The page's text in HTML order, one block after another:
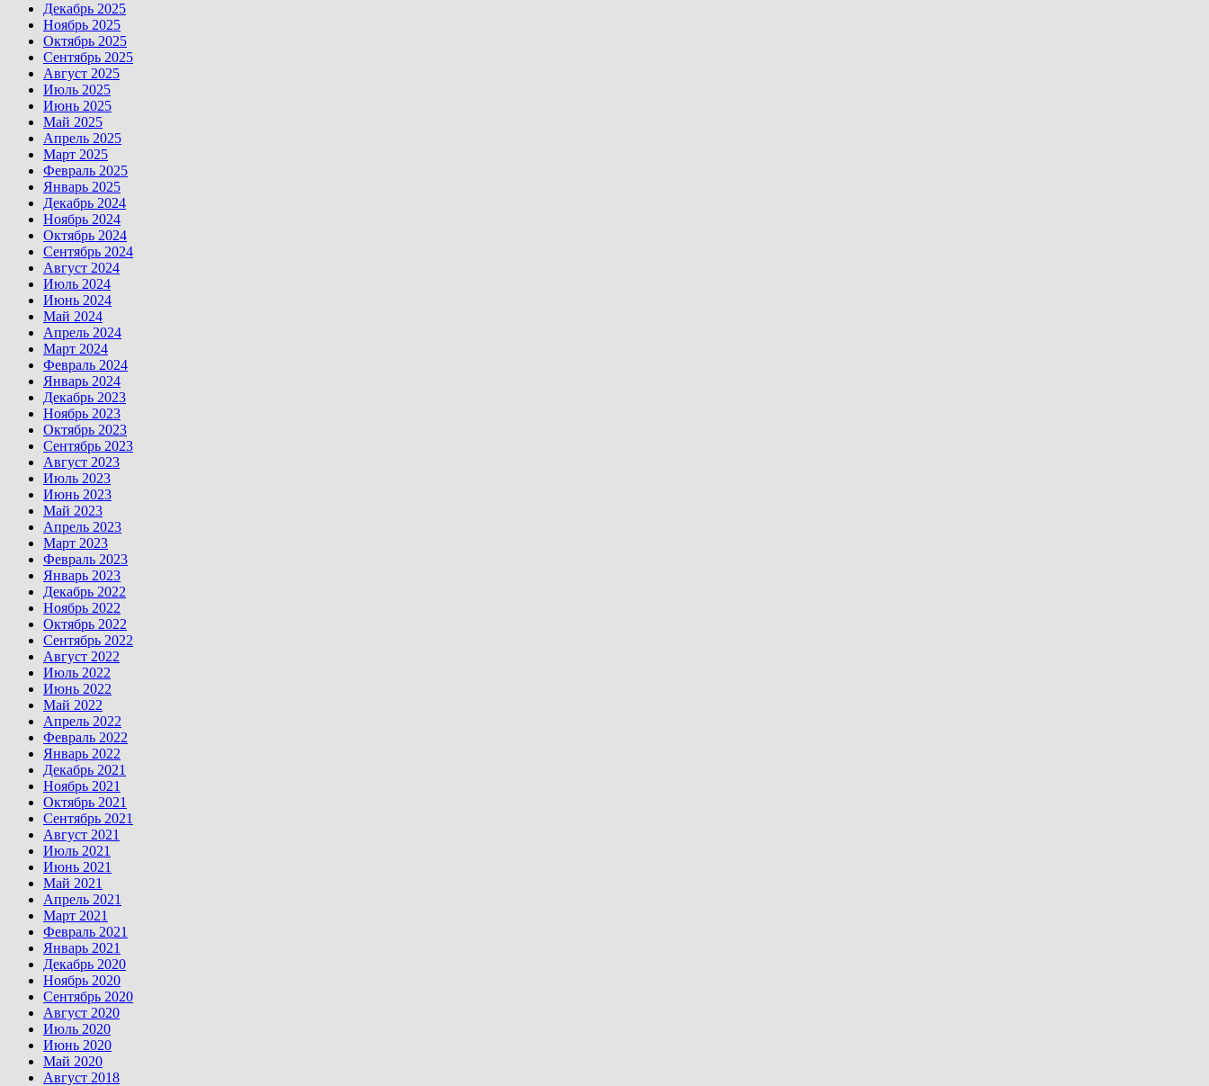
Декабрь 2025
Ноябрь 2025
Октябрь 2025
Сентябрь 2025
Август 2025
Июль 2025
Июнь 2025
Май 2025
Апрель 2025
Март 2025
Февраль 2025
Январь 2025
Декабрь 2024
Ноябрь 2024
Октябрь 2024
Сентябрь 2024
Август 2024
Июль 2024
Июнь 2024
Май 2024
Апрель 2024
Март 2024
Февраль 2024
Январь 2024
Декабрь 2023
Ноябрь 2023
Октябрь 2023
Сентябрь 2023
Август 2023
Июль 2023
Июнь 2023
Май 2023
Апрель 2023
Март 2023
Февраль 2023
Январь 2023
Декабрь 2022
Ноябрь 2022
Октябрь 2022
Сентябрь 2022
Август 2022
Июль 2022
Июнь 2022
Май 2022
Апрель 2022
Февраль 2022
Январь 2022
Декабрь 2021
Ноябрь 2021
Октябрь 2021
Сентябрь 2021
Август 2021
Июль 2021
Июнь 2021
Май 2021
Апрель 2021
Март 2021
Февраль 2021
Январь 2021
Декабрь 2020
Ноябрь 2020
Сентябрь 2020
Август 2020
Июль 2020
Июнь 2020
Май 2020
Август 2018